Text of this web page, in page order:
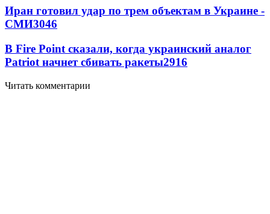
Иран готовил удар по трем объектам в Украине -
СМИ3046
В Fire Point сказали, когда украинский аналог
Patriot начнет сбивать ракеты2916
Читать комментарии